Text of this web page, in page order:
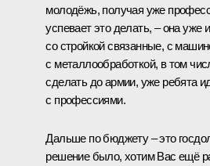
молодёжь, получая уже
успевает это делать, – она
со стройкой связанные, с
с металлообработкой, в том
сделать до армии, уже ребята
с профессиями.
Дальше по бюджету – это
решение было, хотим Вас ещё